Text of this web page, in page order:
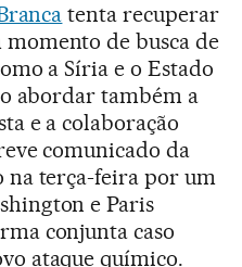
tenta recuperar
de busca de
a Síria e o Estado
abordar também a
e a colaboração
comunicado da
na terça-feira por um
e Paris
conjunta caso
ataque químico.